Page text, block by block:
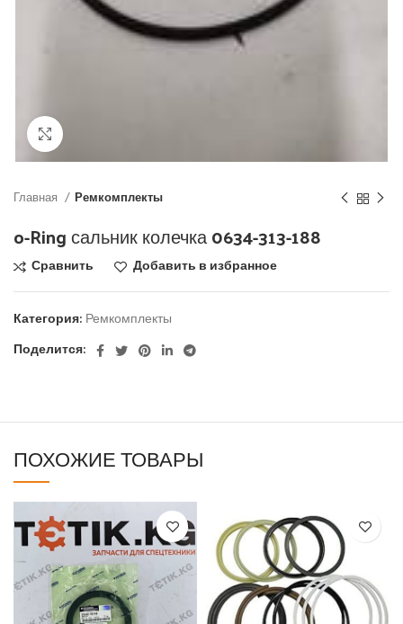
Главная Ремкомплекты
o-Ring сальник колечка 0634-313-188
Сравнить Добавить в избранное
Категория: Ремкомплекты
Поделится:
ПОХОЖИЕ ТОВАРЫ